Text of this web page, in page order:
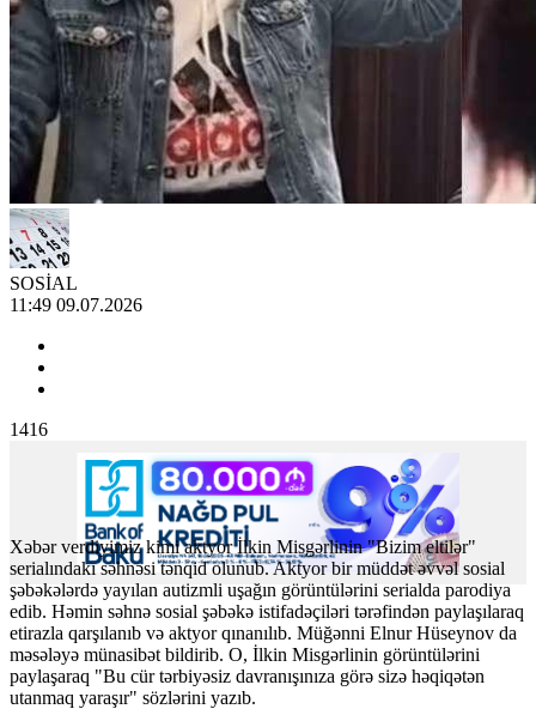
SOSİAL
11:49 09.07.2026
1416
Xəbər verdiyimiz kimi aktyor İlkin Misgərlinin "Bizim eltilər"
serialındakı səhnəsi tənqid olunub. Aktyor bir müddət əvvəl sosial
şəbəkələrdə yayılan autizmli uşağın görüntülərini serialda parodiya
edib. Həmin səhnə sosial şəbəkə istifadəçiləri tərəfindən paylaşılaraq
etirazla qarşılanıb və aktyor qınanılıb. Müğənni Elnur Hüseynov da
məsələyə münasibət bildirib. O, İlkin Misgərlinin görüntülərini
paylaşaraq "Bu cür tərbiyəsiz davranışınıza görə sizə həqiqətən
utanmaq yaraşır" sözlərini yazıb.